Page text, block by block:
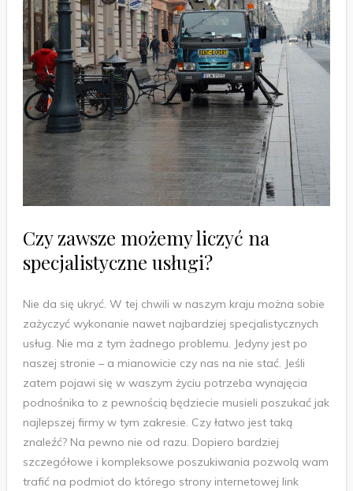
Czy zawsze możemy liczyć na
specjalistyczne usługi?
Nie da się ukryć. W tej chwili w naszym kraju można sobie
zażyczyć wykonanie nawet najbardziej specjalistycznych
usług. Nie ma z tym żadnego problemu. Jedyny jest po
naszej stronie – a mianowicie czy nas na nie stać. Jeśli
zatem pojawi się w waszym życiu potrzeba wynajęcia
podnośnika to z pewnością będziecie musieli poszukać jak
najlepszej firmy w tym zakresie. Czy łatwo jest taką
znaleźć? Na pewno nie od razu. Dopiero bardziej
szczegółowe i kompleksowe poszukiwania pozwolą wam
trafić na podmiot do którego strony internetowej link